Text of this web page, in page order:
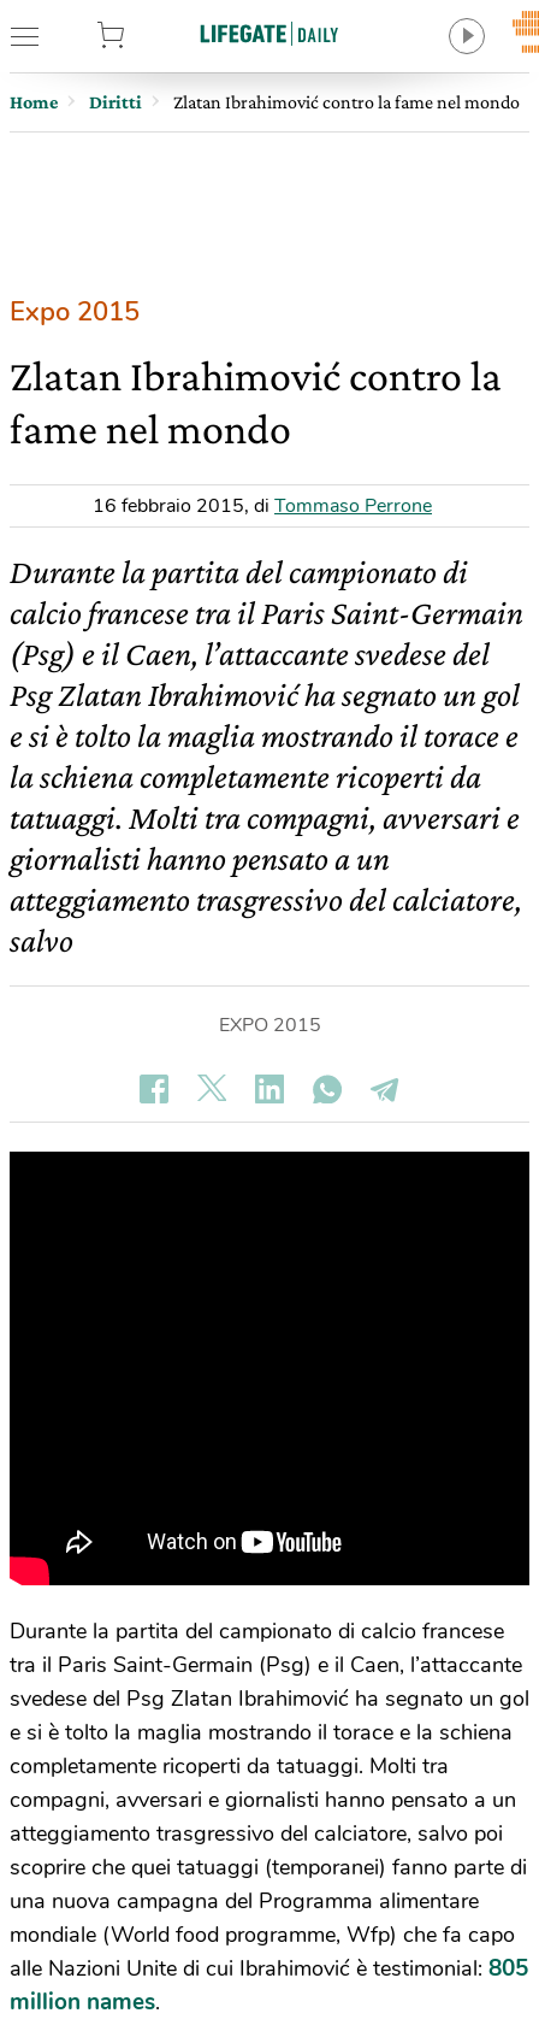
Home Diritti Zlatan Ibrahimović contro la fame nel mondo
Expo 2015
Zlatan Ibrahimović contro la
fame nel mondo
16 febbraio 2015, di Tommaso Perrone
Durante la partita del campionato di
calcio francese tra il Paris Saint-Germain
(Psg) e il Caen, l’attaccante svedese del
Psg Zlatan Ibrahimović ha segnato un gol
e si è tolto la maglia mostrando il torace e
la schiena completamente ricoperti da
tatuaggi. Molti tra compagni, avversari e
giornalisti hanno pensato a un
atteggiamento trasgressivo del calciatore,
salvo
EXPO 2015
Durante la partita del campionato di calcio francese
tra il Paris Saint-Germain (Psg) e il Caen, l’attaccante
svedese del Psg Zlatan Ibrahimović ha segnato un gol
e si è tolto la maglia mostrando il torace e la schiena
completamente ricoperti da tatuaggi. Molti tra
compagni, avversari e giornalisti hanno pensato a un
atteggiamento trasgressivo del calciatore, salvo poi
scoprire che quei tatuaggi (temporanei) fanno parte di
una nuova campagna del Programma alimentare
mondiale (World food programme, Wfp) che fa capo
alle Nazioni Unite di cui Ibrahimović è testimonial: 805
million names.